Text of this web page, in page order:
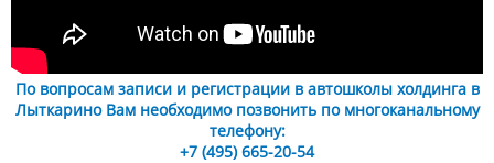
По вопросам записи и регистрации в автошколы холдинга в
Лыткарино Вам необходимо позвонить по многоканальному
телефону:
+7 (495) 665-20-54